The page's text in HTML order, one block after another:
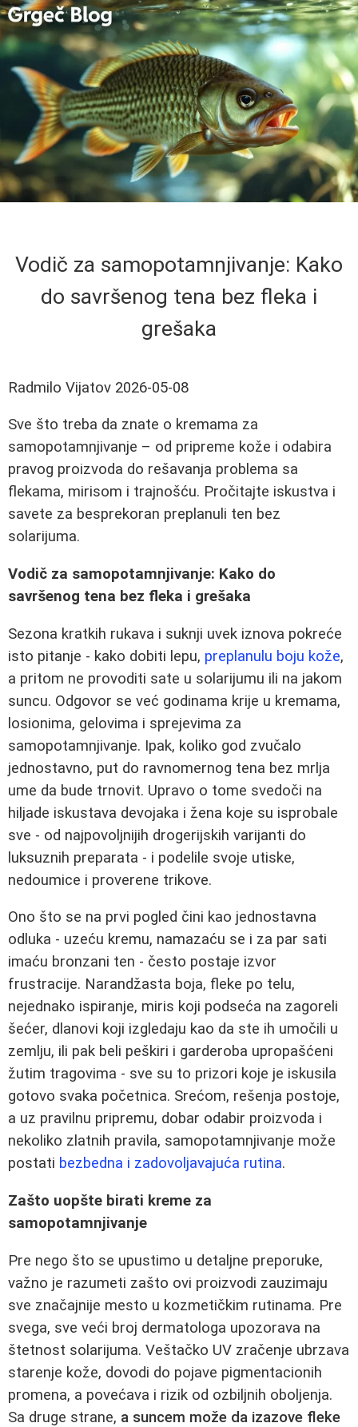
Vodič za samopotamnjivanje: Kako
do savršenog tena bez fleka i
grešaka
Radmilo Vijatov 2026-05-08
Sve što treba da znate o kremama za
samopotamnjivanje – od pripreme kože i odabira
pravog proizvoda do rešavanja problema sa
flekama, mirisom i trajnošću. Pročitajte iskustva i
savete za besprekoran preplanuli ten bez
solarijuma.
Vodič za samopotamnjivanje: Kako do
savršenog tena bez fleka i grešaka
Sezona kratkih rukava i suknji uvek iznova pokreće
isto pitanje - kako dobiti lepu, preplanulu boju kože,
a pritom ne provoditi sate u solarijumu ili na jakom
suncu. Odgovor se već godinama krije u kremama,
losionima, gelovima i sprejevima za
samopotamnjivanje. Ipak, koliko god zvučalo
jednostavno, put do ravnomernog tena bez mrlja
ume da bude trnovit. Upravo o tome svedoči na
hiljade iskustava devojaka i žena koje su isprobale
sve - od najpovoljnijih drogerijskih varijanti do
luksuznih preparata - i podelile svoje utiske,
nedoumice i proverene trikove.
Ono što se na prvi pogled čini kao jednostavna
odluka - uzeću kremu, namazaću se i za par sati
imaću bronzani ten - često postaje izvor
frustracije. Narandžasta boja, fleke po telu,
nejednako ispiranje, miris koji podseća na zagoreli
šećer, dlanovi koji izgledaju kao da ste ih umočili u
zemlju, ili pak beli peškiri i garderoba upropašćeni
žutim tragovima - sve su to prizori koje je iskusila
gotovo svaka početnica. Srećom, rešenja postoje,
a uz pravilnu pripremu, dobar odabir proizvoda i
nekoliko zlatnih pravila, samopotamnjivanje može
postati bezbedna i zadovoljavajuća rutina.
Zašto uopšte birati kreme za
samopotamnjivanje
Pre nego što se upustimo u detaljne preporuke,
važno je razumeti zašto ovi proizvodi zauzimaju
sve značajnije mesto u kozmetičkim rutinama. Pre
svega, sve veći broj dermatologa upozorava na
štetnost solarijuma. Veštačko UV zračenje ubrzava
starenje kože, dovodi do pojave pigmentacionih
promena, a povećava i rizik od ozbiljnih oboljenja.
Sa druge strane, a suncem može da izazove fleke